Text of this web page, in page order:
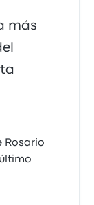
más
Rosario